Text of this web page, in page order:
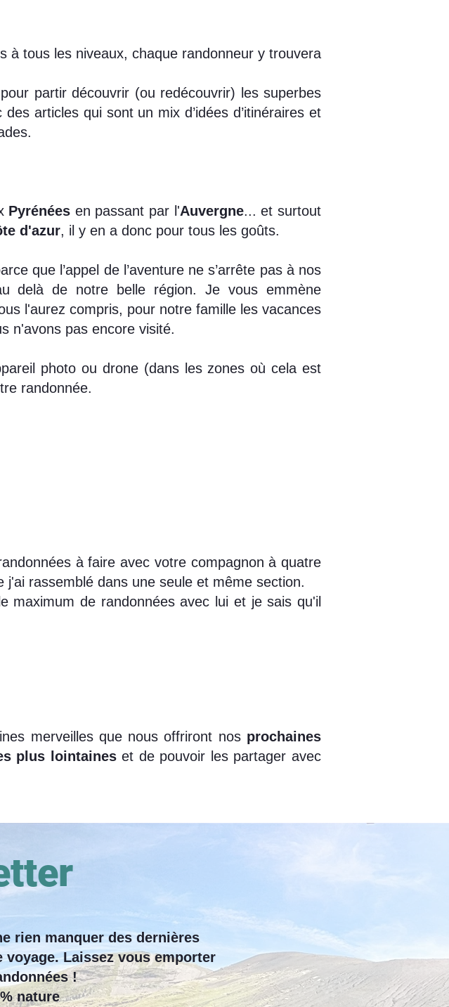
à tous les niveaux, chaque randonneur y trouvera
pour partir découvrir (ou redécouvrir) les superbes
articles qui sont un mix d’idées d’itinéraires et
Pyrénées en passant par l'Auvergne... et surtout
d'azur, il y en a donc pour tous les goûts.
que l’appel de l’aventure ne s’arrête pas à nos
delà de notre belle région. Je vous emmène
l'aurez compris, pour notre famille les vacances
n'avons pas encore visité.
photo ou drone (dans les zones où cela est
randonnée.
à faire avec votre compagnon à quatre
rassemblé dans une seule et même section.
maximum de randonnées avec lui et je sais qu'il
merveilles que nous offriront nos prochaines
plus lointaineset de pouvoir les partager avec
rien manquer des dernières
Laissez vous emporter
!
nature